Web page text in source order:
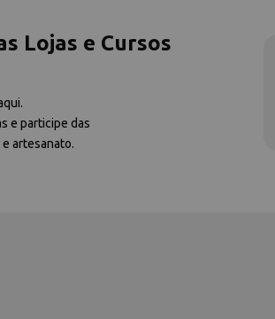
Lojas e Cursos
e participe das
artesanato.